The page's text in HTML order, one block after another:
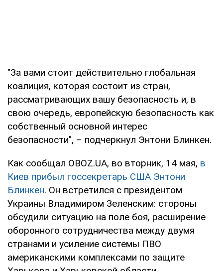
"За вами стоит действительно глобальная
коалиция, которая состоит из стран,
рассматривающих вашу безопасность и, в
свою очередь, европейскую безопасность как
собственный основной интерес
безопасности", – подчеркнул Энтони Блинкен.
Как сообщал OBOZ.UA, во вторник, 14 мая, в
Киев прибыл госсекретарь США Энтони
Блинкен. Он встретился с президентом
Украины Владимиром Зеленским: стороны
обсудили ситуацию на поле боя, расширение
оборонного сотрудничества между двумя
странами и усиление системы ПВО
американскими комплексами по защите